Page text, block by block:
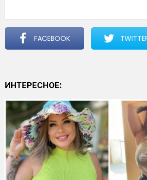
FACEBOOK
ИНТЕРЕСНОЕ: